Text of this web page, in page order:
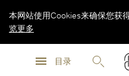
目录
本网站使用Cookies来确保您获
览更多